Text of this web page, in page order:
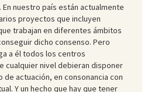
nuestro país están actualmente
proyectos que incluyen
trabajan en diferentes ámbitos
dicho consenso. Pero
a él todos los centros
cualquier nivel debieran disponer
actuación, en consonancia con
Y un hecho que hay que tener